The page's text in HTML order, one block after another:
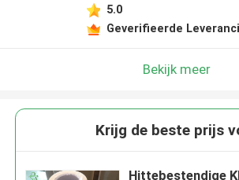
5.0
Geverifieerde
Bekijk meer
Krijg de beste prijs
Hittebestendige